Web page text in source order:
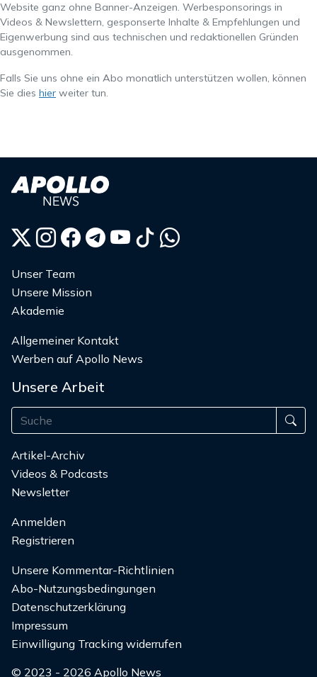
Website ganz ohne Banner-Anzeigen. Werbesponsorings in
Videos & Newslettern, gesponserte Inhalte & Empfehlungen und
Eigenwerbung sind aus technischen und redaktionellen Gründen
ausgenommen.
Falls Sie uns ohne ein Abo monatlich unterstützen wollen, können
Sie dies hier weiter tun.
Unser Team
Unsere Mission
Akademie
Allgemeiner Kontakt
Werben auf Apollo News
Unsere Arbeit
Artikel-Archiv
Videos & Podcasts
Newsletter
Anmelden
Registrieren
Unsere Kommentar-Richtlinien
Abo-Nutzungsbedingungen
Datenschutzerklärung
Impressum
Einwilligung Tracking widerrufen
© 2023 - 2026 Apollo News